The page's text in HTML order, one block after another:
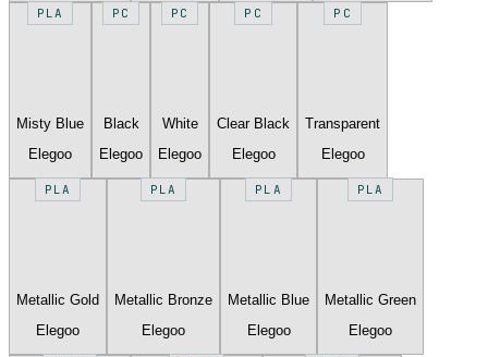
PLA
Misty Blue
Elegoo
PC
Black
Elegoo
PC
White
Elegoo
PC
Clear Black
Elegoo
PC
Transparent
Elegoo
PLA
Metallic Gold
Elegoo
PLA
Metallic Bronze
Elegoo
PLA
Metallic Blue
Elegoo
PLA
Metallic Green
Elegoo